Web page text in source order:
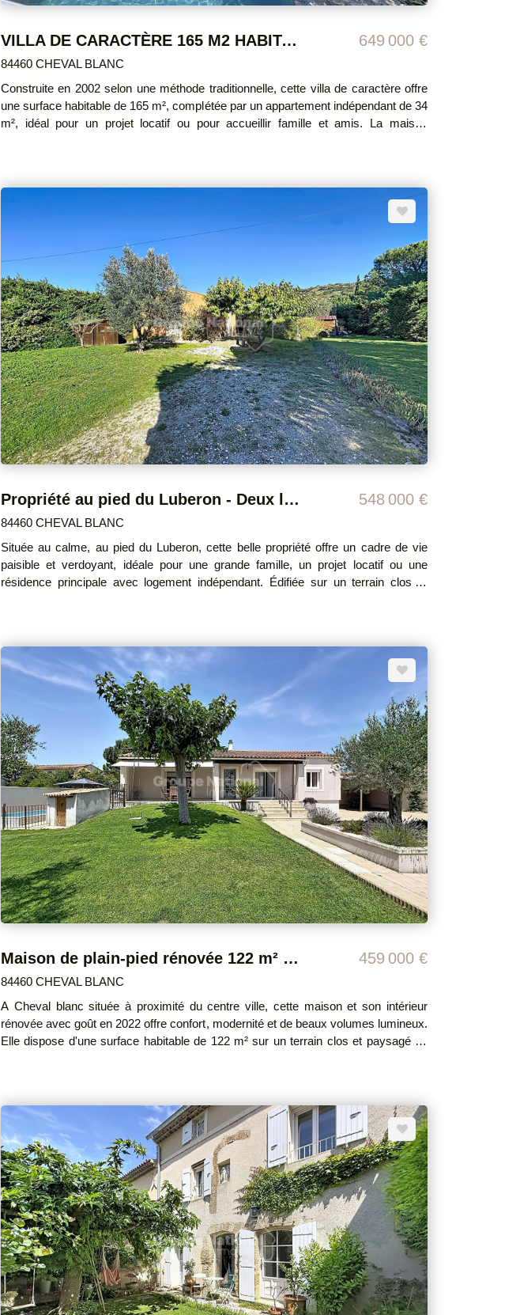
VILLA DE CARACTÈRE 165 M2 HABITABLES AVEC APPARTEMENT INDÉPENDANT, GARAGE, TERRAIN ATTENANT AVEC PISCINE 649 000 €
84460 CHEVAL BLANC
Construite en 2002 selon une méthode traditionnelle, cette villa de caractère offre
une surface habitable de 165 m², complétée par un appartement indépendant de 34
m², idéal pour un projet locatif ou pour accueillir famille et amis. La maison
particulièrement lumineux et d'une superficie de plus de 40 m², est agrémenté d'un
terrain soigneusement aménagé propose une piscine de 7 x 4 mètres avec volet
roulant électrique, ainsi que de belles prestations soulignant le charme de la
construction. Côté équipements, le bien dispose de la climatisation, de l'eau de
ville, d'un forage et est raccordé à l'assainissement collectif (tout-à-l'égout). Des
annexes viennent compléter ce bien aux prestations de qualité. DPE : C Montant
estimé des dépenses annuelles d'énergie pour un usage standard : entre 1912€ et
2588€. Prix moyens des énergies indexés SUR LES ANNÉES 2021,2022,2023
(abonnements compris) Les informations sur les risques auxquels ce bien est
exposé sont disponibles sur le site Géorisques : www. georisques.gouv.fr
Honoraires à la charge du vendeur
Propriété au pied du Luberon - Deux logements indépendants sur 2 500 m² de terrain arboré 548 000 €
84460 CHEVAL BLANC
Située au calme, au pied du Luberon, cette belle propriété offre un cadre de vie
paisible et verdoyant, idéale pour une grande famille, un projet locatif ou une
résidence principale avec logement indépendant. Édifiée sur un terrain clos et
de vie se distingue par sa vaste pièce à vivre lumineuse de 55 m², ouverte sur une
cuisine moderne et fonctionnelle. Il comprend également trois chambres, une salle
de bain, un WC, un dégagement, un cellier et une buanderie. Un poêle à granulés
assure un confort thermique agréable et économique. Deuxième logement : 82 m2
Avec son entrée totalement indépendante, il se compose d'un séjour avec cuisine
ouverte de 39 m², de trois chambres, d'une salle d'eau, d'un WC, et d'une
buanderie. Ce second logement offre de belles possibilités : location saisonnière,
gîte ou hébergement familial. À l'extérieur, vous profiterez d'un terrain joliment
arboré avec de nombreuses essences, d'une cuisine d'été, d'une petite piscine (6
x 3 m), ainsi que de deux entrées distinctes avec portails électriques. Côté
technique : Menuiseries PVC double vitrage et baies aluminium Eau de ville et
visiophone Deux compteurs d'eau et deux compteurs électriques Une fosse
septique commune Isolation des combles réalisée en 2023 Une propriété rare au
pied du Luberon, alliant calme, confort et potentiel. Honoraires à la charge du
vendeur DPE : GES : Montant estimé des dépenses annuelles d'énergie pour un
usage standard : entre € et €. Prix moyens des énergies indexés sur les années
Maison de plain-pied rénovée 122 m² habitables sur 987 m² de terrain 459 000 €
84460 CHEVAL BLANC
A Cheval blanc située à proximité du centre ville, cette maison et son intérieur
rénovée avec goût en 2022 offre confort, modernité et de beaux volumes lumineux.
Elle dispose d'une surface habitable de 122 m² sur un terrain clos et paysagé de
et 16 m² ainsi qu'une chambre parentale 15 m² avec salle d'eau privative assurent
un confort optimal et un bureau de 10 m². La propriété bénéficie également d'un
garage de 53 m² et de deux ateliers (25 m² et 12 m²). Prestations : - Climatisation
et poêle à bois - Isolation par l'extérieur (2021) - Menuiseries PVC double vitrage -
Forage, eau de ville et tout-à-l'égout - Portail automatique Rénovée avec soin, cette
maison allie confort moderne et qualité de vie. L'extérieur, parfaitement aménagé et
paysagé, crée un cadre de vie agréable et harmonieux. Honoraires à l a charge du
vendeur DPE : C GES : A Montant estimé des dépenses annuelles d'énergie pour
un usage standard : entre 960 € et 1380 €. Prix moyens des énergies indexés
janvier 2021 (abonnements compris) DPE réalisé le 08/11/2025 Les informations
sur les risques auxquels ce bien est exposé sont disponibles sur le site
Géorisques : www. georisques.gouv.fr